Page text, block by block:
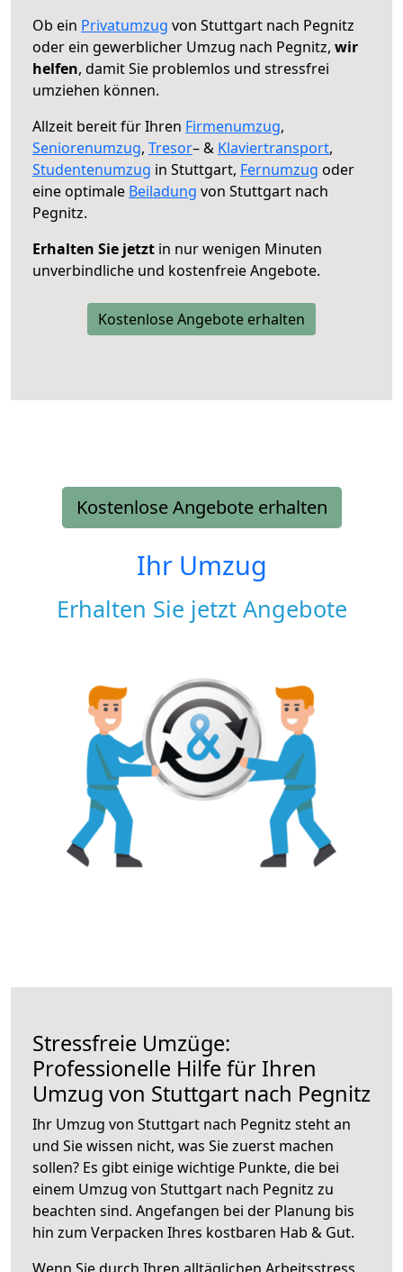
Ob ein Privatumzug von Stuttgart nach Pegnitz
oder ein gewerblicher Umzug nach Pegnitz, wir
helfen, damit Sie problemlos und stressfrei
umziehen können.
Allzeit bereit für Ihren Firmenumzug,
Seniorenumzug, Tresor– & Klaviertransport,
Studentenumzug in Stuttgart, Fernumzug oder
eine optimale Beiladung von Stuttgart nach
Pegnitz.
Erhalten Sie jetzt in nur wenigen Minuten
unverbindliche und kostenfreie Angebote.
Kostenlose Angebote erhalten
Kostenlose Angebote erhalten
Ihr Umzug
Erhalten Sie jetzt Angebote
Stressfreie Umzüge:
Professionelle Hilfe für Ihren
Umzug von Stuttgart nach Pegnitz
Ihr Umzug von Stuttgart nach Pegnitz steht an
und Sie wissen nicht, was Sie zuerst machen
sollen? Es gibt einige wichtige Punkte, die bei
einem Umzug von Stuttgart nach Pegnitz zu
beachten sind. Angefangen bei der Planung bis
hin zum Verpacken Ihres kostbaren Hab & Gut.